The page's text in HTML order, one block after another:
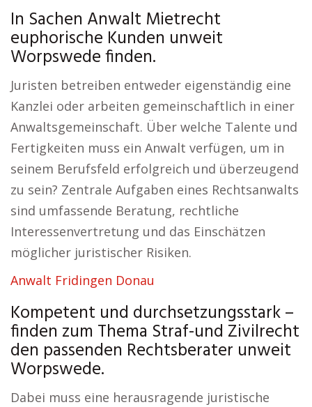
In Sachen Anwalt Mietrecht
euphorische Kunden unweit
Worpswede finden.
Juristen betreiben entweder eigenständig eine
Kanzlei oder arbeiten gemeinschaftlich in einer
Anwaltsgemeinschaft. Über welche Talente und
Fertigkeiten muss ein Anwalt verfügen, um in
seinem Berufsfeld erfolgreich und überzeugend
zu sein? Zentrale Aufgaben eines Rechtsanwalts
sind umfassende Beratung, rechtliche
Interessenvertretung und das Einschätzen
möglicher juristischer Risiken.
Anwalt Fridingen Donau
Kompetent und durchsetzungsstark –
finden zum Thema Straf-und Zivilrecht
den passenden Rechtsberater unweit
Worpswede.
Dabei muss eine herausragende juristische